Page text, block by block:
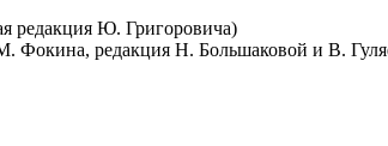
редакция Ю. Григоровича)
редакция Н. Большаковой и В.